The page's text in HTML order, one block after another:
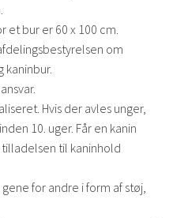
et bur er 60 x 100 cm.
om
kaninbur.
Hvis der avles unger,
10. uger. Får en kanin
til kaninhold
for andre i form af støj,